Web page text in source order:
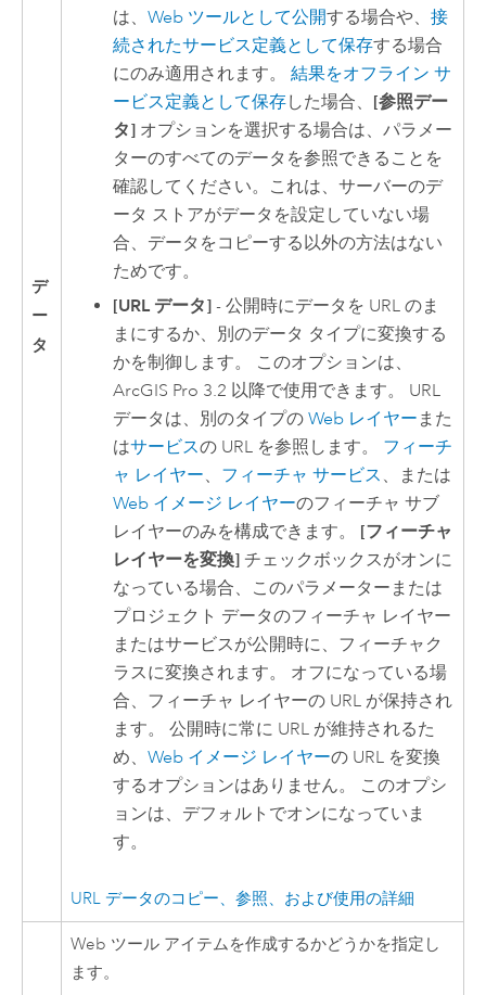
デ
ー
タ
は、Web ツールとして公開する場合や、接
続されたサービス定義として保存する場合
にのみ適用されます。結果をオフライン サ
ービス定義として保存した場合、 [参照デー
タ] オプションを選択する場合は、パラメー
ターのすべてのデータを参照できることを
確認してください。これは、サーバーのデ
ータ ストアがデータを設定していない場
合、データをコピーする以外の方法はない
ためです。
[URL データ] - 公開時にデータを URL のま
まにするか、別のデータ タイプに変換する
かを制御します。 このオプションは、
ArcGIS Pro 3.2 以降で使用できます。 URL
データは、別のタイプのWeb レイヤー また
はサービスの URL を参照します。 フィーチ
ャ レイヤー、 フィーチャ サービス 、または
Web イメージ レイヤーのフィーチャ サブ
レイヤーのみを構成できます。 [フィーチャ
レイヤーを変換] チェックボックスがオンに
なっている場合、このパラメーターまたは
プロジェクト データのフィーチャ レイヤー
またはサービスが公開時に、フィーチャク
ラスに変換されます。 オフになっている場
合、フィーチャ レイヤーの URL が保持され
ます。 公開時に常に URL が維持されるた
め、Web イメージ レイヤーの URL を変換
するオプションはありません。 このオプシ
ョンは、デフォルトでオンになっていま
す。
URL データのコピー、参照、および使用の詳細
Web ツール アイテムを作成するかどうかを指定し
ます。